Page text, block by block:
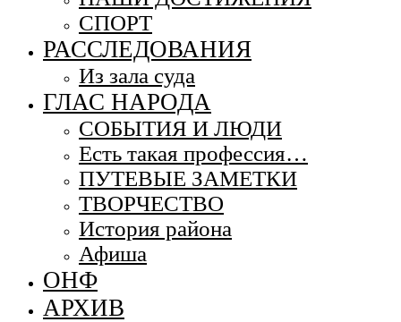
СПОРТ
РАССЛЕДОВАНИЯ
Из зала суда
ГЛАС НАРОДА
СОБЫТИЯ И ЛЮДИ
Есть такая профессия…
ПУТЕВЫЕ ЗАМЕТКИ
ТВОРЧЕСТВО
История района
Афиша
ОНФ
АРХИВ